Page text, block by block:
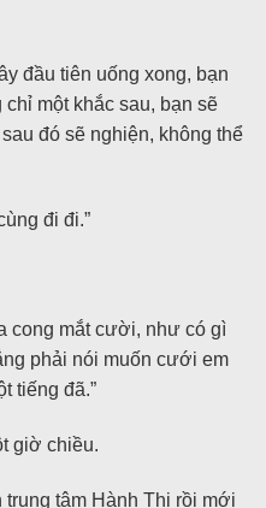
đầu tiên uống xong, bạn
một khắc sau, bạn sẽ
đó sẽ nghiện, không thể
đi đi.”
cong mắt cười, như có gì
phải nói muốn cưới em
tiếng đã.”
giờ chiều.
tâm Hành Thị rồi mới